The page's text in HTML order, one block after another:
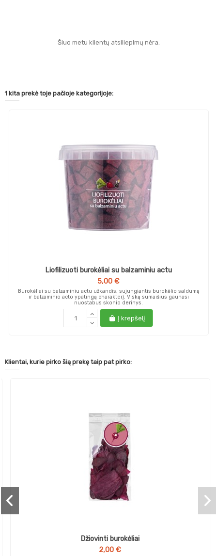
Šiuo metu klientų atsiliepimų nėra.
1 kita prekė toje pačioje kategorijoje:
Liofilizuoti burokėliai su balzaminiu actu
5,00 €
Burokėliai su balzaminiu actu užkandis, sujungiantis burokėlio saldumą
ir balzaminio acto ypatingą charakterį. Viską sumaišius gaunasi
nuostabus skonio derinys.
Į krepšelį
Klientai, kurie pirko šią prekę taip pat pirko:
Džiovinti burokėliai
2,00 €